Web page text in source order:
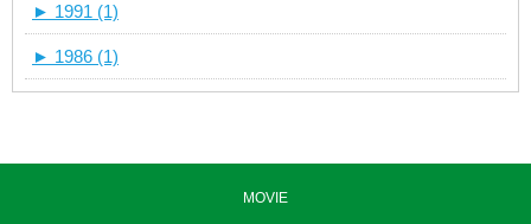
► 1991 (1)
► 1986 (1)
MOVIE